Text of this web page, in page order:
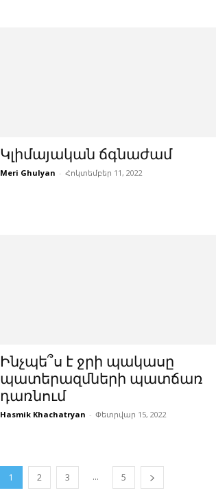
Կլիմայական ճգնաժամ
Meri Ghulyan - Հոկտեմբեր 11, 2022
Ինչպե՞ս է ջրի պակասը
պատերազմների պատճառ
դառնում
Hasmik Khachatryan - Փետրվար 15, 2022
1 2 3 ... 5